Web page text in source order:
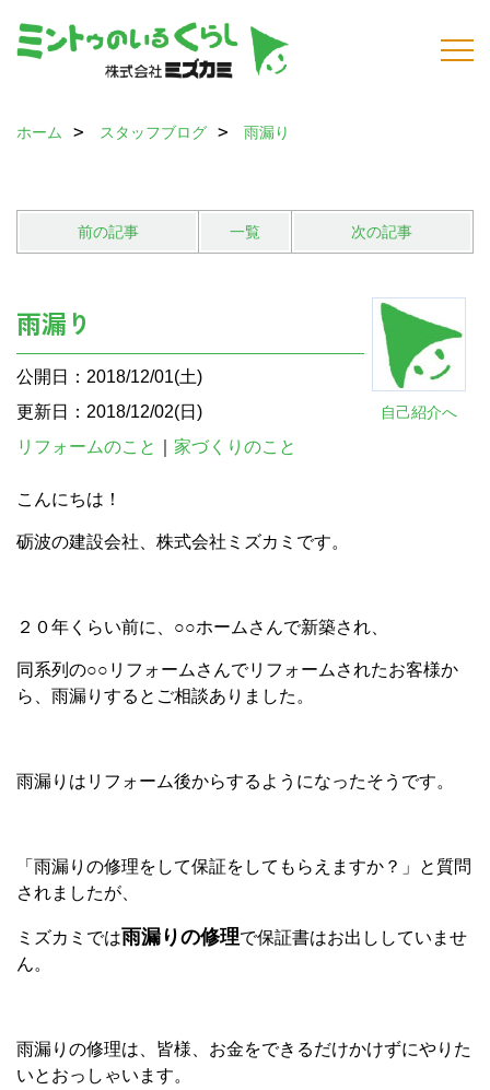
ホーム スタッフブログ 雨漏り
前の記事 一覧 次の記事
自己紹介へ
雨漏り
公開日：2018/12/01(土)
更新日：2018/12/02(日)
リフォームのこと
家づくりのこと
こんにちは！
砺波の建設会社、株式会社ミズカミです。
２０年くらい前に、○○ホームさんで新築され、
同系列の○○リフォームさんでリフォームされたお客様か
ら、雨漏りするとご相談ありました。
雨漏りはリフォーム後からするようになったそうです。
「雨漏りの修理をして保証をしてもらえますか？」と質問
されましたが、
ミズカミでは雨漏りの修理で保証書はお出ししていませ
ん。
雨漏りの修理は、皆様、お金をできるだけかけずにやりた
いとおっしゃいます。